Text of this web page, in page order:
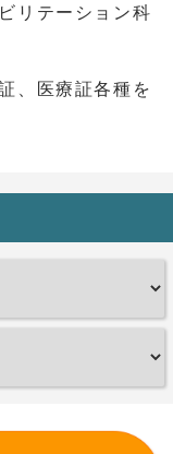
リテーション科
、医療証各種を